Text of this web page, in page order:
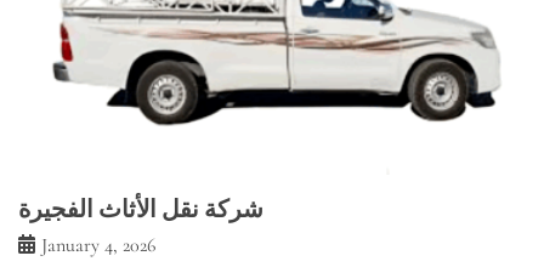
شركة نقل الأثاث الفجيرة
January 4, 2026